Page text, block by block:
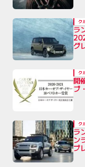
ラ
グ
ク
開
ブ
ク
ラ
ン
プ
ク